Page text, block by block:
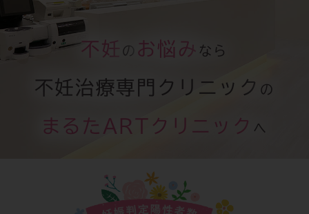
不妊 の お悩み なら
不妊治療専門クリニック の
まるたARTクリニック へ